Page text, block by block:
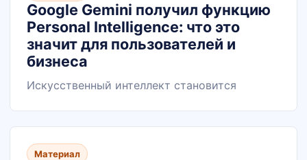
Google Gemini получил функцию
Personal Intelligence: что это
значит для пользователей и
бизнеса
Искусственный интеллект становится
Материал